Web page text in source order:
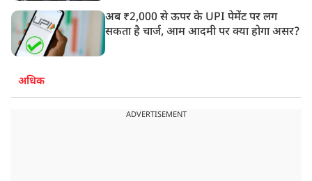
अब ₹2,000 से ऊपर के UPI पेमेंट पर लग
सकता है चार्ज, आम आदमी पर क्या होगा असर?
अधिक
ADVERTISEMENT